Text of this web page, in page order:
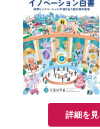
詳細を見